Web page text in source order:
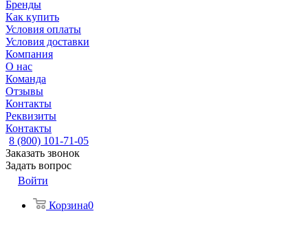
Бренды
Как купить
Условия оплаты
Условия доставки
Компания
О нас
Команда
Отзывы
Контакты
Реквизиты
Контакты
8 (800) 101-71-05
Заказать звонок
Задать вопрос
Войти
Корзина0